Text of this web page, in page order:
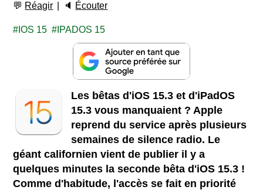
💬 Réagir 🔈 Écouter
IOS 15 IPADOS 15
Les bêtas d'iOS 15.3 et d'iPadOS
15.3 vous manquaient ? Apple
reprend du service après plusieurs
semaines de silence radio. Le
géant californien vient de publier il y a
quelques minutes la seconde bêta d'iOS 15.3 !
Comme d'habitude, l'accès se fait en priorité